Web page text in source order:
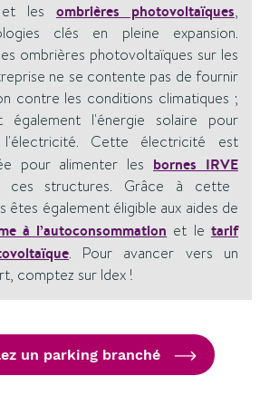
et les ombrières photovoltaïques,
clés en pleine expansion.
ombrières photovoltaïques sur les
ne se contente pas de fournir
contre les conditions climatiques ;
également l'énergie solaire pour
Cette électricité est
pour alimenter les bornes IRVE
ces structures. Grâce à cette
êtes également éligible aux aides de
à l’autoconsommation et le tarif
. Pour avancer vers un
comptez sur Idex !
un parking branché